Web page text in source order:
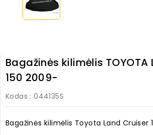
Bagažinės kilimėlis TOYOTA
150 2009-
Kodas : 044135S
Bagažinės kilimėlis Toyota Land Cruiser